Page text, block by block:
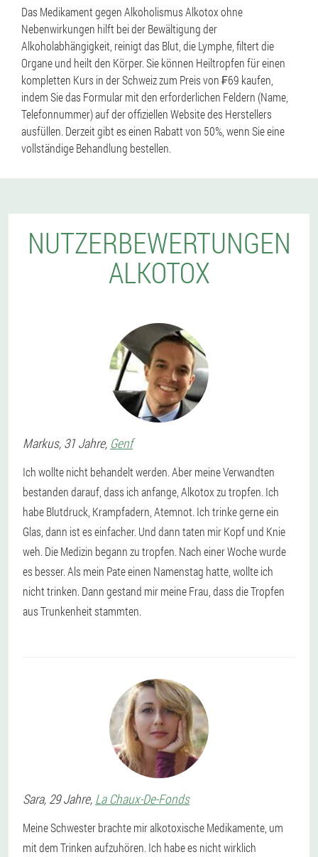
Das Medikament gegen Alkoholismus Alkotox ohne
Nebenwirkungen hilft bei der Bewältigung der
Alkoholabhängigkeit, reinigt das Blut, die Lymphe, filtert die
Organe und heilt den Körper. Sie können Heiltropfen für einen
kompletten Kurs in der Schweiz zum Preis von ₣69 kaufen,
indem Sie das Formular mit den erforderlichen Feldern (Name,
Telefonnummer) auf der offiziellen Website des Herstellers
ausfüllen. Derzeit gibt es einen Rabatt von 50%, wenn Sie eine
vollständige Behandlung bestellen.
NUTZERBEWERTUNGEN
ALKOTOX
Markus, 31 Jahre, Genf
Ich wollte nicht behandelt werden. Aber meine Verwandten
bestanden darauf, dass ich anfange, Alkotox zu tropfen. Ich
habe Blutdruck, Krampfadern, Atemnot. Ich trinke gerne ein
Glas, dann ist es einfacher. Und dann taten mir Kopf und Knie
weh. Die Medizin begann zu tropfen. Nach einer Woche wurde
es besser. Als mein Pate einen Namenstag hatte, wollte ich
nicht trinken. Dann gestand mir meine Frau, dass die Tropfen
aus Trunkenheit stammten.
Sara, 29 Jahre, La Chaux-De-Fonds
Meine Schwester brachte mir alkotoxische Medikamente, um
mit dem Trinken aufzuhören. Ich habe es nicht wirklich